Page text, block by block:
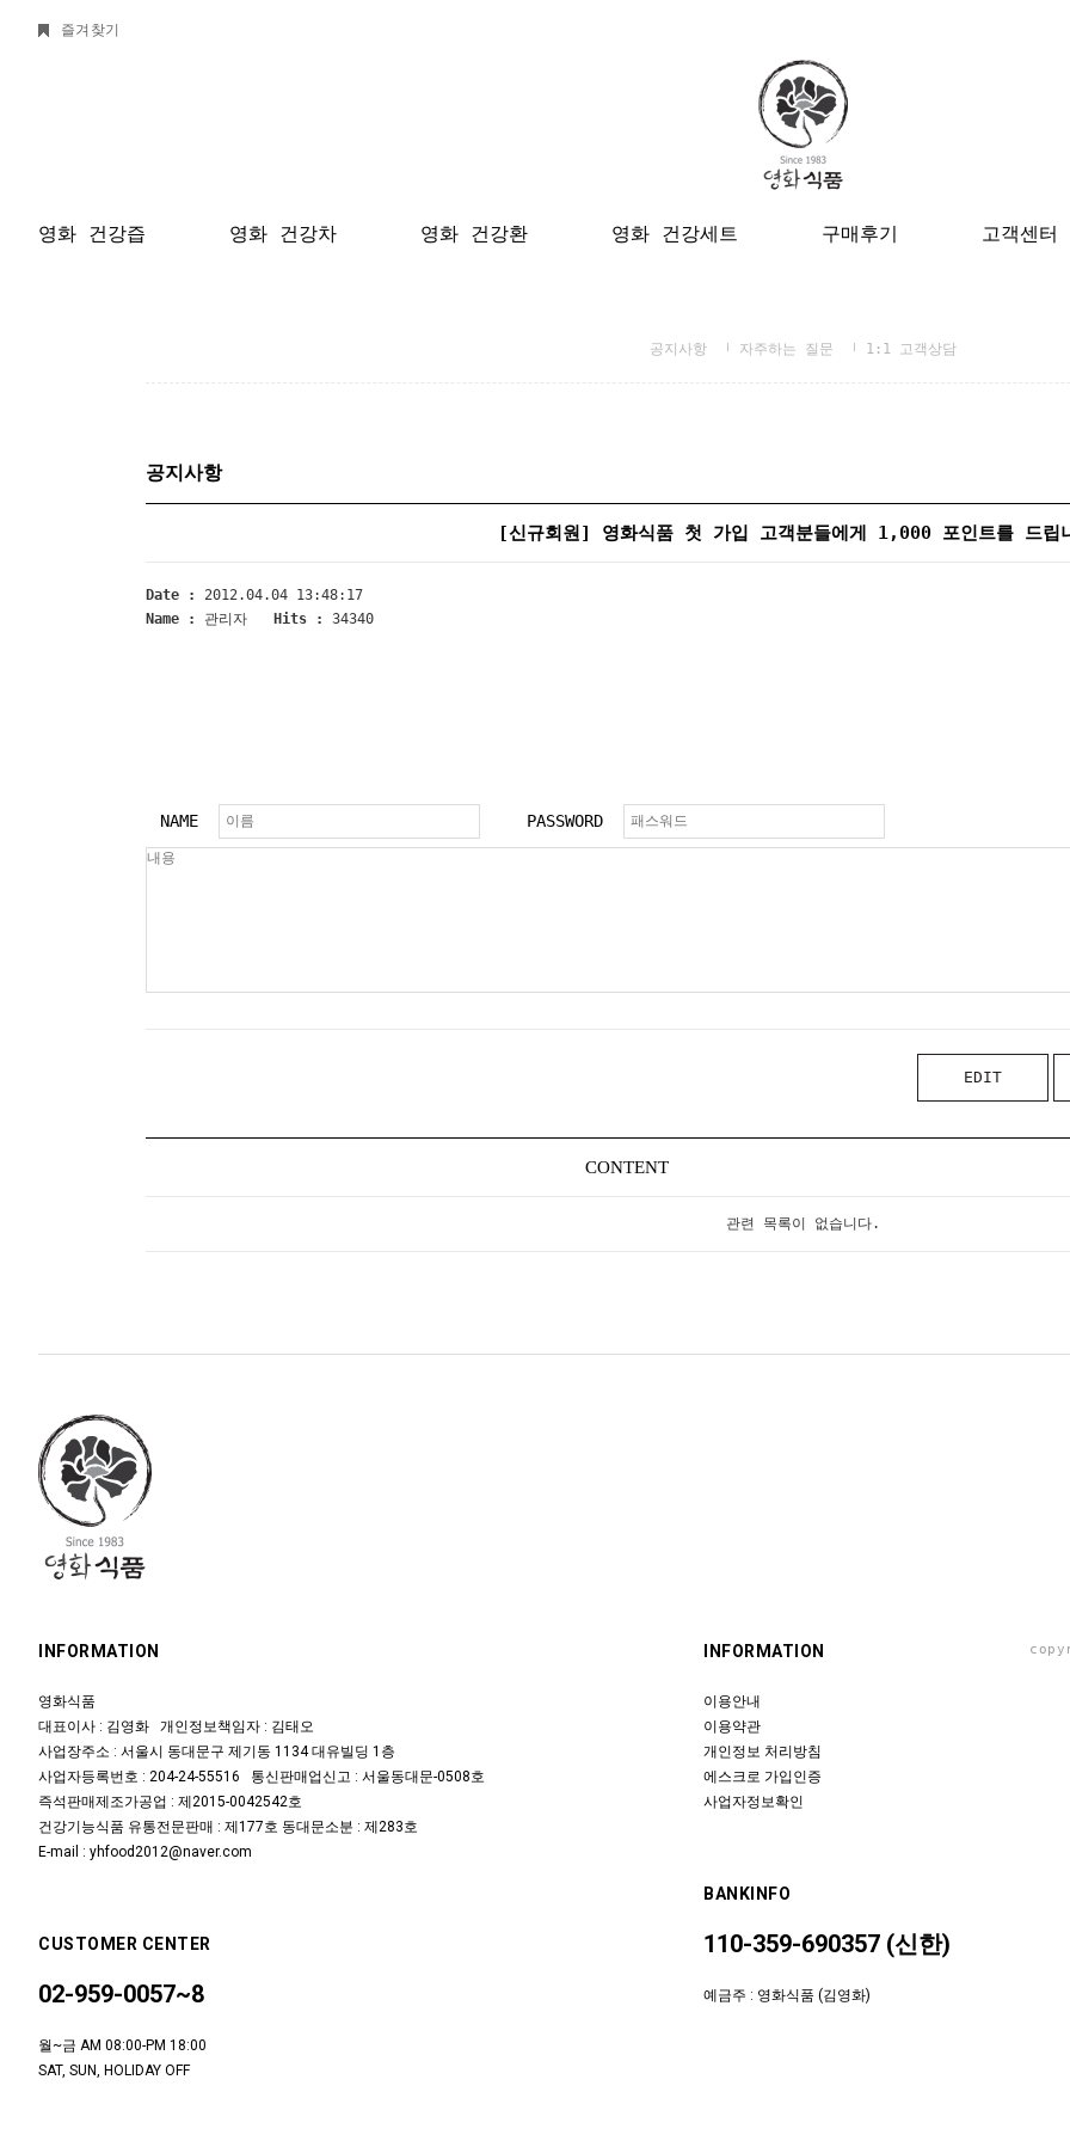
즐겨찾기
영화 건강즙 영화 건강차 영화 건강환 영화 건강세트 구매후기 고객센터
공지사항 자주하는 질문 1:1 고객상담
공지사항
[신규회원] 영화식품 첫 가입 고객분들에게 1,000 포인트를 드립
Date :
2012.04.04 13:48:17
Name :
관리자 Hits : 34340
NAME PASSWORD
EDIT
CONTENT
관련 목록이 없습니다.
INFORMATION
영화식품
대표이사 : 김영화 개인정보책임자 : 김태오
사업장주소 : 서울시 동대문구 제기동 1134 대유빌딩 1층
사업자등록번호 : 204-24-55516 통신판매업신고 : 서울동대문-0508호
즉석판매제조가공업 : 제2015-0042542호
건강기능식품 유통전문판매 : 제177호 동대문소분 : 제283호
E-mail : yhfood2012@naver.com
CUSTOMER CENTER
02-959-0057~8
월~금 AM 08:00-PM 18:00
SAT, SUN, HOLIDAY OFF
INFORMATION
이용안내
이용약관
개인정보 처리방침
에스크로 가입인증
사업자정보확인
BANKINFO
110-359-690357 (신한)
예금주 : 영화식품 (김영화)